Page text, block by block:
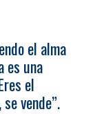
el alma
es una
el
vende”.